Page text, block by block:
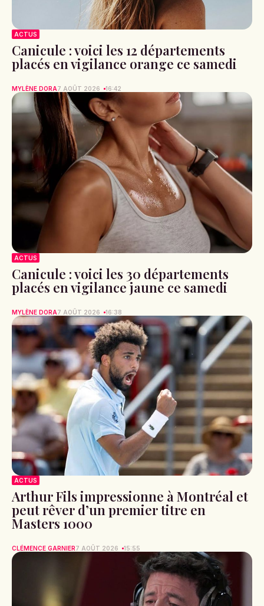
ACTUS
Canicule : voici les 12 départements
placés en vigilance orange ce samedi
MYLÈNE DORA7 AOÛT 2026 16:42
ACTUS
Canicule : voici les 30 départements
placés en vigilance jaune ce samedi
MYLÈNE DORA7 AOÛT 2026 16:38
ACTUS
Arthur Fils impressionne à Montréal et
peut rêver d’un premier titre en
Masters 1000
CLÉMENCE GARNIER7 AOÛT 2026 15:55